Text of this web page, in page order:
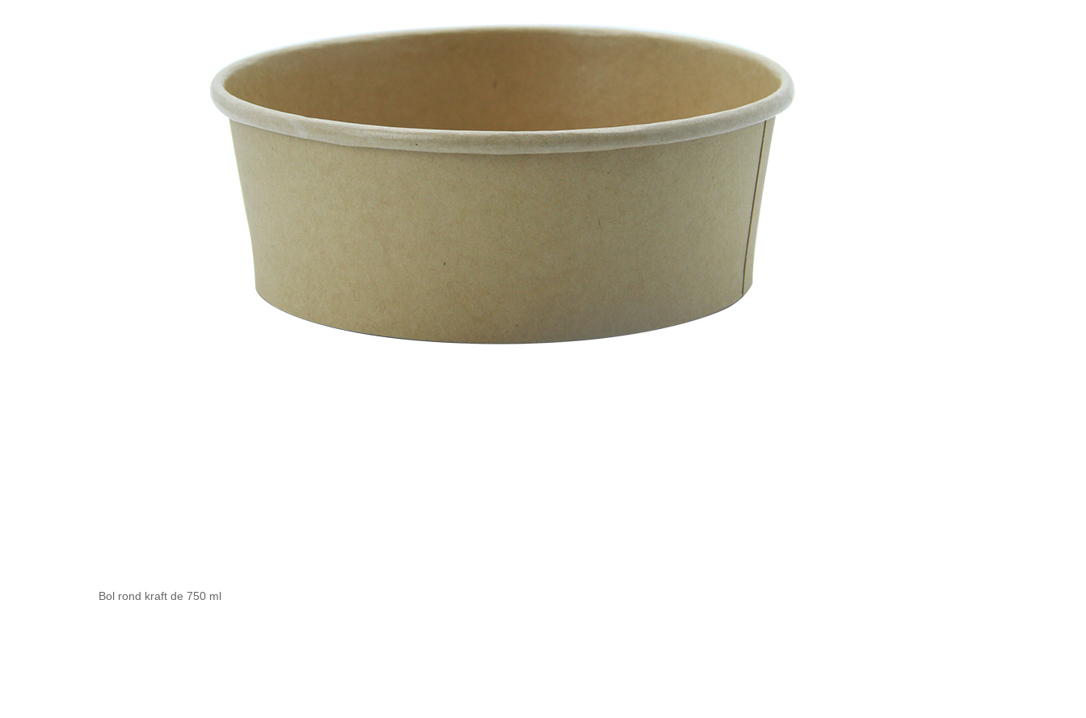
Bol rond kraft de 750 ml